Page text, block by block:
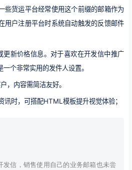
些货运平台经常使用这个前缀的邮箱作为
用户注册平台时系统自动触发的反馈邮件
更新价格信息。对于喜欢在开发信中推广
个非常实用的发件人设置。
，内容需简洁友好。
时，可搭配HTML模板提升视觉体验；
发信，销售使用自己的业务邮箱也未尝